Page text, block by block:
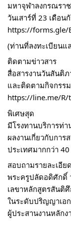
มหาจุฬาลงกรณรา
วันเสาร์ที่ 23 เดือน
https://forms.gle/
(ท่านที่ลงทะเบียนแ
ติดตามข่าวสาร
สื่อสารงานวันสันติภ
และติดตามกิจกรร
https://line.me/R/
พิเศษสุด
มีโรงทานบริการท่
ผลงานเกี่ยวกับกา
ประเทศมากกว่า
สอบถามรายละเอียด
พระครูปลัดอดิศักดิ์
เลขาหลักสูตรสันติ
ในระดับปริญญาเอ
ผู้ประสานงานหลัก